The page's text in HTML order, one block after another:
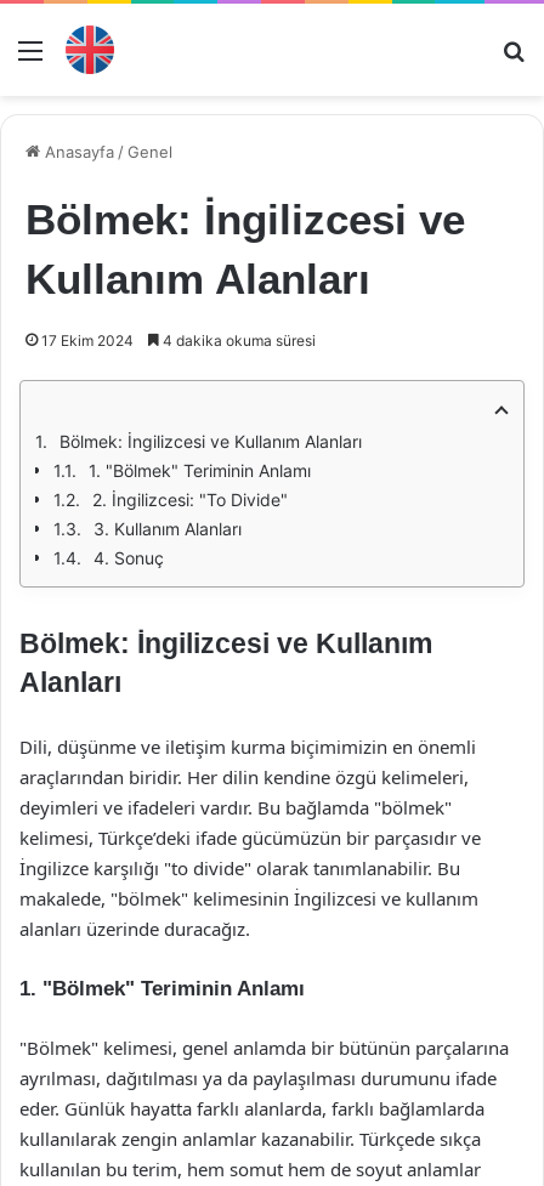
Menü
Anasayfa /Genel
Bölmek: İngilizcesi ve
Kullanım Alanları
17 Ekim 2024 4 dakika okuma süresi
Bölmek: İngilizcesi ve Kullanım Alanları
1. "Bölmek" Teriminin Anlamı
2. İngilizcesi: "To Divide"
3. Kullanım Alanları
4. Sonuç
Bölmek: İngilizcesi ve Kullanım
Alanları
Dili, düşünme ve iletişim kurma biçimimizin en önemli
araçlarından biridir. Her dilin kendine özgü kelimeleri,
deyimleri ve ifadeleri vardır. Bu bağlamda "bölmek"
kelimesi, Türkçe’deki ifade gücümüzün bir parçasıdır ve
İngilizce karşılığı "to divide" olarak tanımlanabilir. Bu
makalede, "bölmek" kelimesinin İngilizcesi ve kullanım
alanları üzerinde duracağız.
1. "Bölmek" Teriminin Anlamı
"Bölmek" kelimesi, genel anlamda bir bütünün parçalarına
ayrılması, dağıtılması ya da paylaşılması durumunu ifade
eder. Günlük hayatta farklı alanlarda, farklı bağlamlarda
kullanılarak zengin anlamlar kazanabilir. Türkçede sıkça
kullanılan bu terim, hem somut hem de soyut anlamlar